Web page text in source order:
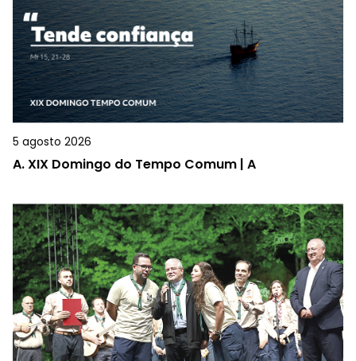
5 agosto 2026
A.XIX Domingo do Tempo Comum | A